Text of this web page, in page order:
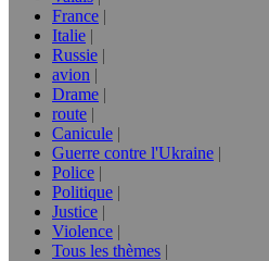
France
Italie
Russie
avion
Drame
route
Canicule
Guerre contre l'Ukraine
Police
Politique
Justice
Violence
Tous les thèmes